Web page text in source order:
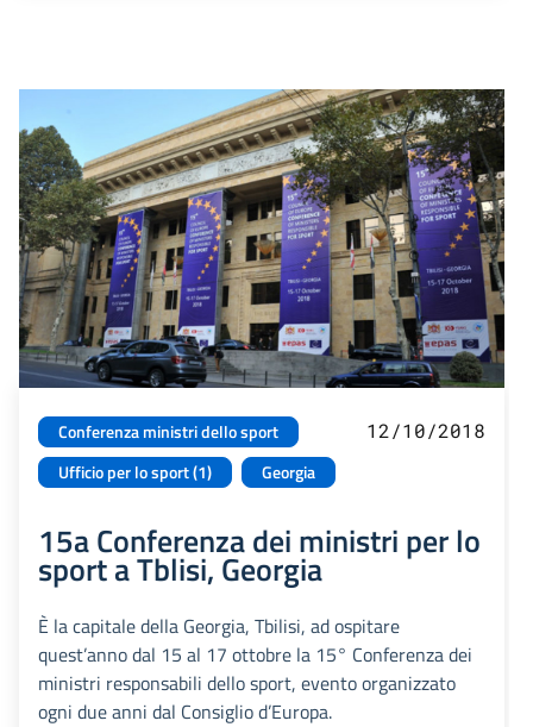
Conferenza ministri dello sport
Ufficio per lo sport (1)
Georgia
12/10/2018
15a Conferenza dei ministri per lo
sport a Tblisi, Georgia
È la capitale della Georgia, Tbilisi, ad ospitare
quest’anno dal 15 al 17 ottobre la 15° Conferenza dei
ministri responsabili dello sport, evento organizzato
ogni due anni dal Consiglio d’Europa.